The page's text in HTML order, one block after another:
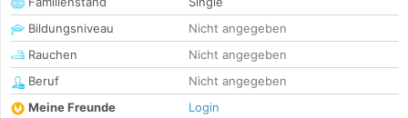
Bildungsniveau
Nicht angegeben
Rauchen
Nicht angegeben
Beruf
Nicht angegeben
Meine Freunde
Login